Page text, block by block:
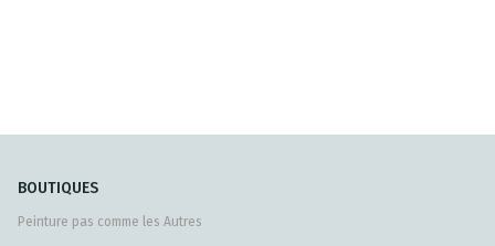
BOUTIQUES
Peinture pas comme les Autres